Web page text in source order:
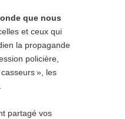
que nous
et ceux qui
la propagande
policière,
», les
partagé vos